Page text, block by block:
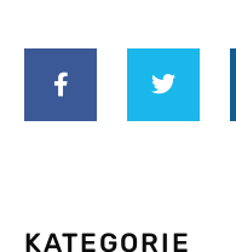
KATEGORIE